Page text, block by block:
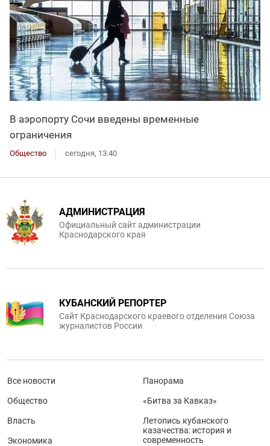
В аэропорту Сочи введены временные
ограничения
Общество сегодня, 13:40
АДМИНИСТРАЦИЯ
Официальный сайт администрации
Краснодарского края
КУБАНСКИЙ РЕПОРТЕР
Сайт Краснодарского краевого отделения Союза
журналистов России
Все новости
Общество
Власть
Экономика
Панорама
«Битва за Кавказ»
Летопись кубанского
казачества: история и
современность